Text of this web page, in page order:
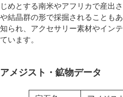
じめとする南米やアフリカで産出
や結晶群の形で採掘されることも
知られ、アクセサリー素材やイン
ています。
アメジスト・鉱物データ